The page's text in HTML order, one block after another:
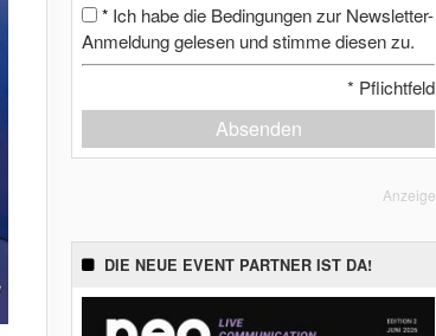
* Ich habe die Bedingungen zur Newsletter-
Anmeldung gelesen und stimme diesen zu.
* Pflichtfeld
Absenden
Anzeige
DIE NEUE EVENT PARTNER IST DA!